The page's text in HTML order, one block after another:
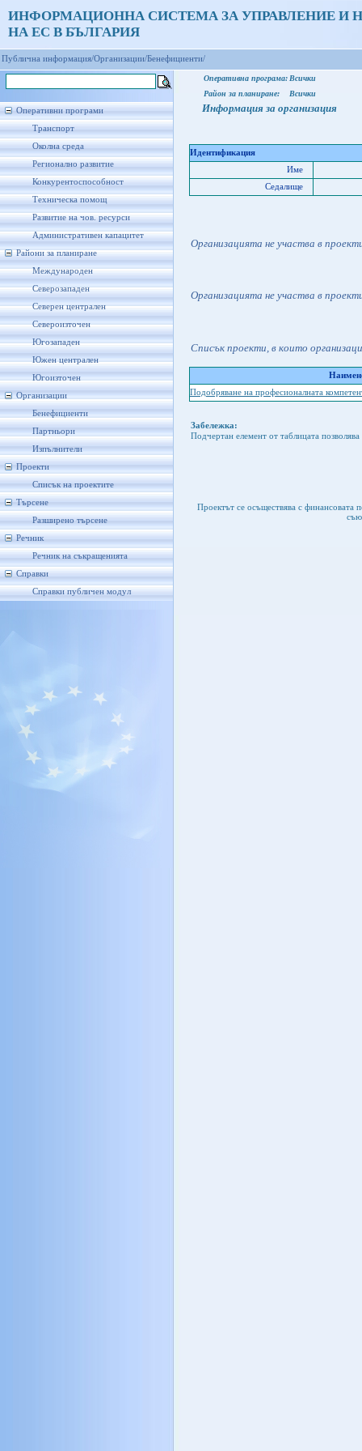
ИНФОРМАЦИОННА СИСТЕМА ЗА УПРАВЛЕНИЕ И
НА ЕС В БЪЛГАРИЯ
Публична информация/Организации/Бенефициенти/
Оперативни програми
Транспорт
Околна среда
Регионално развитие
Конкурентоспособност
Техническа помощ
Развитие на чов. ресурси
Административен капацитет
Райони за планиране
Международен
Северозападен
Северен централен
Североизточен
Югозападен
Южен централен
Югоизточен
Организации
Бенефициенти
Партньори
Изпълнители
Проекти
Списък на проектите
Търсене
Разширено търсене
Речник
Речник на съкращенията
Справки
Справки публичен модул
Оперативна програма: Всички
Район за планиране:
Всички
Информация за организация
Идентификация
Име
Седалище
Организацията не участва в
Организацията не участва в
Списък проекти, в които
Подобряване на професионалната
Забележка:
Подчертан елемент от таблицата
Проектът се осъществява с финансовата